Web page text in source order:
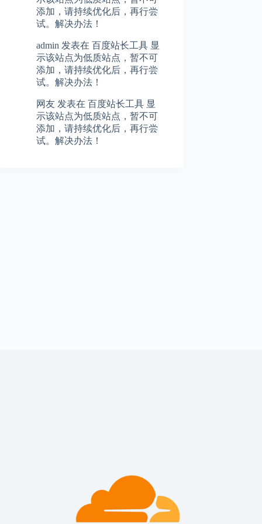
添加，请持续优化后，再行尝
试。解决办法！
admin 发表在百度站长工具 显
示该站点为低质站点，暂不可
添加，请持续优化后，再行尝
试。解决办法！
网友 发表在百度站长工具 显
示该站点为低质站点，暂不可
添加，请持续优化后，再行尝
试。解决办法！